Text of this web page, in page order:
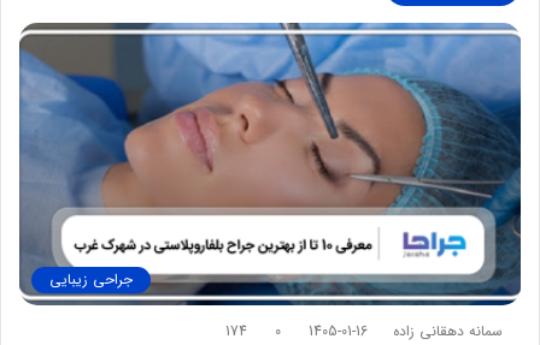
جراحی زیبایی
سمانه دهقانی زاده 1405-01-16
0
174